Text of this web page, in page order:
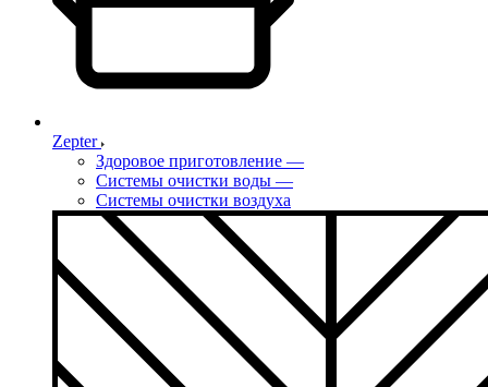
Zepter
Здоровое приготовление —
Системы очистки воды —
Системы очистки воздуха